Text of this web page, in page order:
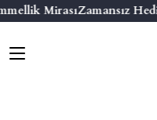
MirasıZamansız
Geri
Geri
Geri
Geri
Seriler